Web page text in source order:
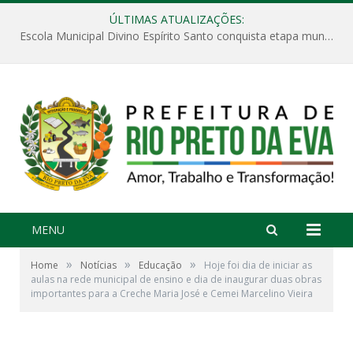
ÚLTIMAS ATUALIZAÇÕES:
Escola Municipal Divino Espírito Santo conquista etapa municipal da V Feira Amazonense de Matemática
MENU
Home » Notícias » Educação »
Hoje foi dia de iniciar as
aulas na rede municipal de ensino e dia de inaugurar duas obras
importantes para a Creche Maria José e Cemei Marcelino Vieira